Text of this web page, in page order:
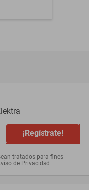
¡Regístrate!
tratados para fines
de Privacidad